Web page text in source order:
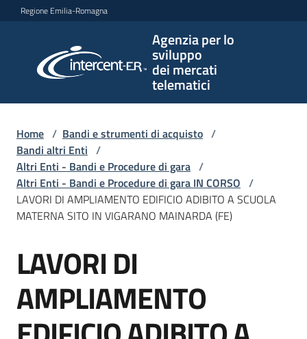
Vai al contenuto
Vai alla navigazione
Vai al footer
Regione Emilia-Romagna
Agenzia per lo
sviluppo
dei mercati
telematici
per lo
sviluppo
telematici
L'Agenzia
Bandi
e
di
Home / Bandi e strumenti di acquisto /
Bandi altri Enti /
Altri Enti - Bandi e Procedure di gara /
Altri Enti - Bandi e Procedure di gara IN CORSO /
LAVORI DI AMPLIAMENTO EDIFICIO ADIBITO A SCUOLA
MATERNA SITO IN VIGARANO MAINARDA (FE)
Salta al contenuto
LAVORI DI
AMPLIAMENTO